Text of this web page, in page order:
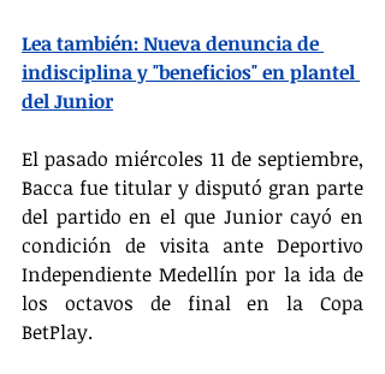
Lea también: Nueva denuncia de
indisciplina y "beneficios" en plantel
del Junior
El pasado miércoles 11 de septiembre,
Bacca fue titular y disputó gran parte
del partido en el que Junior cayó en
condición de visita ante Deportivo
Independiente Medellín por la ida de
los octavos de final en la Copa
BetPlay.